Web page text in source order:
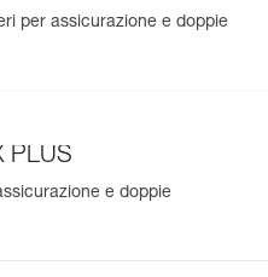
per assicurazione e doppie
PLUS
e doppie